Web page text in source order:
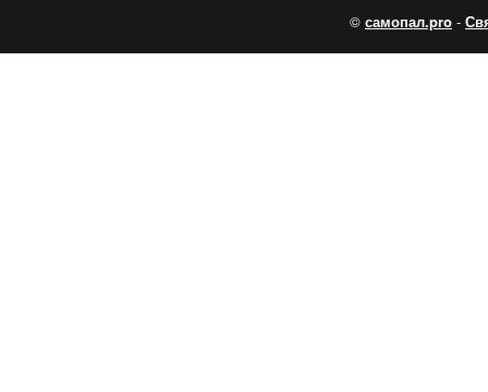
© самопал.pro -